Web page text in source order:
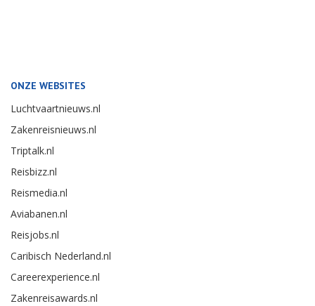
ONZE WEBSITES
Luchtvaartnieuws.nl
Zakenreisnieuws.nl
Triptalk.nl
Reisbizz.nl
Reismedia.nl
Aviabanen.nl
Reisjobs.nl
Caribisch Nederland.nl
Careerexperience.nl
Zakenreisawards.nl